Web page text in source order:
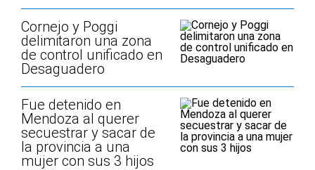
Cornejo y Poggi
delimitaron una zona
de control unificado en
Desaguadero
Fue detenido en
Mendoza al querer
secuestrar y sacar de
la provincia a una
mujer con sus 3 hijos